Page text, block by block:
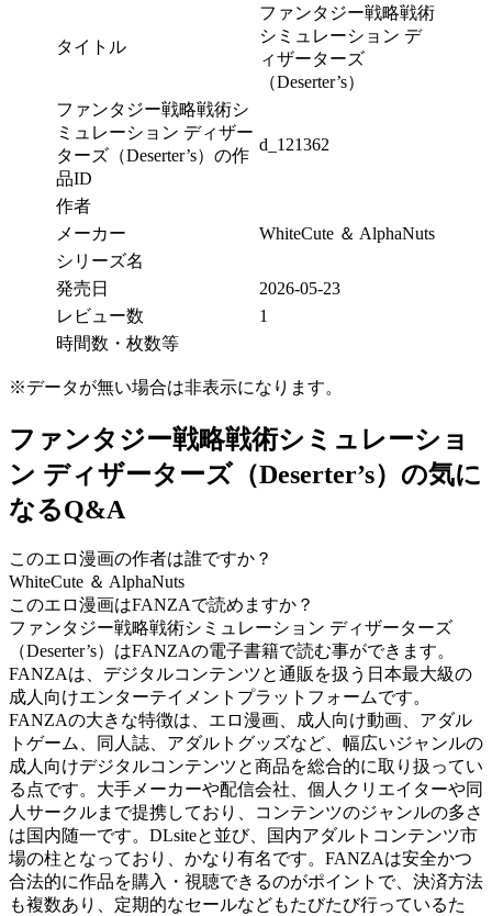
タイトル
ファンタジー戦略戦術
シミュレーション デ
ィザーターズ
（Deserter’s）
ファンタジー戦略戦術シ
ミュレーション ディザー
ターズ（Deserter’s）の作
品ID
d_121362
作者
メーカー
WhiteCute ＆ AlphaNuts
シリーズ名
発売日
2026-05-23
レビュー数
1
時間数・枚数等
※データが無い場合は非表示になります。
ファンタジー戦略戦術シミュレーショ
ン ディザーターズ（Deserter’s）の気に
なるQ&A
このエロ漫画の作者は誰ですか？
WhiteCute ＆ AlphaNuts
このエロ漫画はFANZAで読めますか？
ファンタジー戦略戦術シミュレーション ディザーターズ
（Deserter’s）はFANZAの電子書籍で読む事ができます。
FANZAは、デジタルコンテンツと通販を扱う日本最大級の
成人向けエンターテイメントプラットフォームです。
FANZAの大きな特徴は、エロ漫画、成人向け動画、アダル
トゲーム、同人誌、アダルトグッズなど、幅広いジャンルの
成人向けデジタルコンテンツと商品を総合的に取り扱ってい
る点です。大手メーカーや配信会社、個人クリエイターや同
人サークルまで提携しており、コンテンツのジャンルの多さ
は国内随一です。DLsiteと並び、国内アダルトコンテンツ市
場の柱となっており、かなり有名です。FANZAは安全かつ
合法的に作品を購入・視聴できるのがポイントで、決済方法
も複数あり、定期的なセールなどもたびたび行っているた